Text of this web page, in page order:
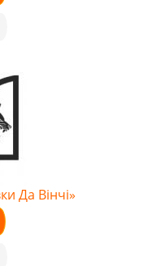
Да Вінчі»